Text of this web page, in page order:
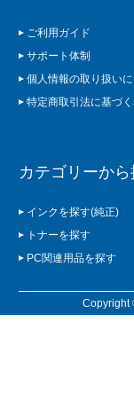
ご利用ガイド
サポート体制
個人情報の取り扱い
特定商取引法に基づ
カテゴリーから
インクを探す(純正)
トナーを探す
PC関連用品を探す
Copyright